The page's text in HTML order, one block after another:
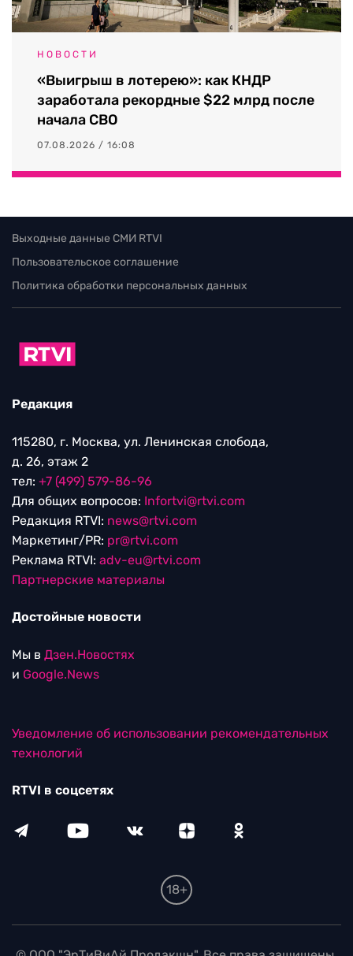
НОВОСТИ
«Выигрыш в лотерею»: как КНДР
заработала рекордные $22 млрд после
начала СВО
07.08.2026 / 16:08
Выходные данные СМИ RTVI
Пользовательское соглашение
Политика обработки персональных данных
Редакция
115280, г. Москва, ул. Ленинская слобода,
д. 26, этаж 2
тел: +7 (499) 579-86-96
Для общих вопросов: Infortvi@rtvi.com
Редакция RTVI: news@rtvi.com
Маркетинг/PR: pr@rtvi.com
Реклама RTVI: adv-eu@rtvi.com
Партнерские материалы
Достойные новости
Мы в Дзен.Новостях
и Google.News
Уведомление об использовании рекомендательных
технологий
RTVI в соцсетях
18+